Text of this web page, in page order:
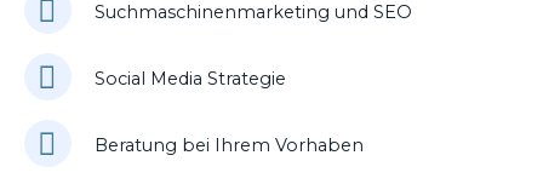
Suchmaschinenmarketing und SEO
Social Media Strategie
Beratung bei Ihrem Vorhaben